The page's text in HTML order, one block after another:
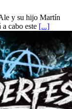
y su hijo Martín
cabo este [...]